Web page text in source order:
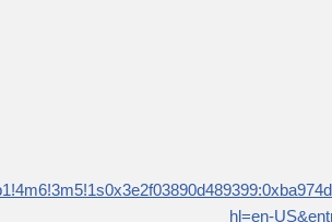
hl=en-